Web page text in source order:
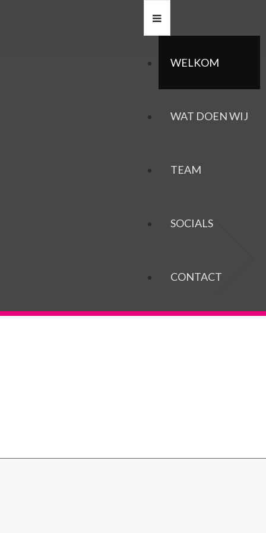
WELKOM
WAT DOEN WIJ
TEAM
SOCIALS
CONTACT